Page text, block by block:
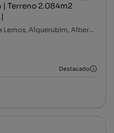
| Terreno 2.084m2
Rua Doutor Alberto Nogueira Lemos, Alquerubim, Albergaria-a-Velha, Aveiro
Destacado